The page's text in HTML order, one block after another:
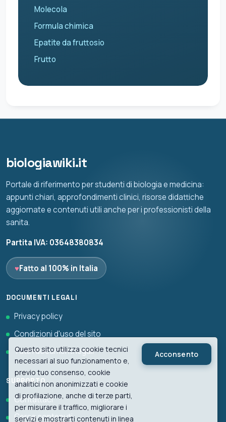
Molecola
Formula chimica
Epatite da fruttosio
Frutto
biologiawiki.it
Portale di riferimento per studenti di biologia e medicina:
appunti chiari, approfondimenti clinici, risorse didattiche
aggiornate e contenuti utili anche per i professionisti della
sanita.
Partita IVA: 03648380834
♥Fatto al 100% in Italia
DOCUMENTI LEGALI
Privacy policy
Condizioni d'uso del sito
Tutti i documenti legali
SUPPORTO
Contattaci
Cerca contenuti
Questo sito utilizza cookie tecnici
necessari al suo funzionamento e,
previo tuo consenso, cookie
analitici non anonimizzati e cookie
di profilazione, anche di terze parti,
per misurare il traffico, migliorare i
servizi e mostrarti contenuti in linea
Acconsento